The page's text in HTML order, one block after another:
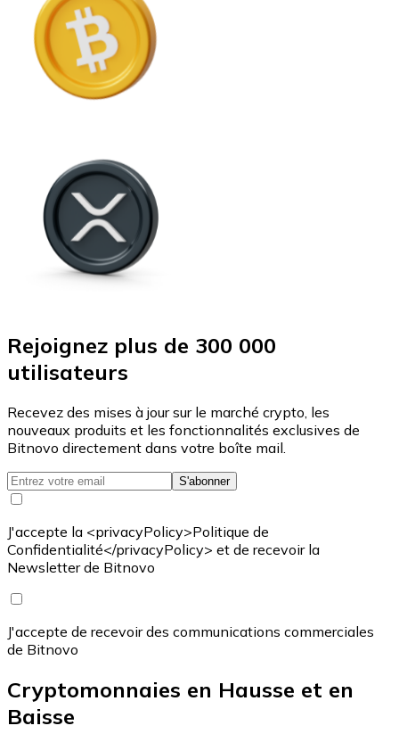
Rejoignez plus de 300 000
utilisateurs
Recevez des mises à jour sur le marché crypto, les
nouveaux produits et les fonctionnalités exclusives de
Bitnovo directement dans votre boîte mail.
S'abonner
J'accepte la <privacyPolicy>Politique de
Confidentialité</privacyPolicy> et de recevoir la
Newsletter de Bitnovo
J'accepte de recevoir des communications commerciales
de Bitnovo
Cryptomonnaies en Hausse et en
Baisse